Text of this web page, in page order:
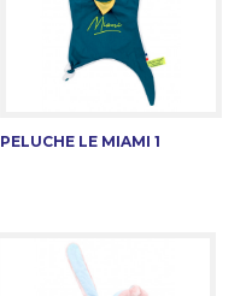
PELUCHE LE MIAMI 1